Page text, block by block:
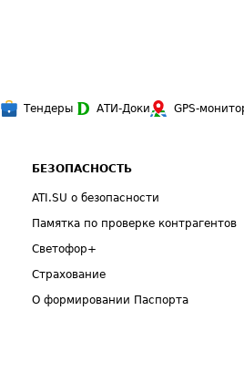
Тендеры АТИ-Доки GPS-
БЕЗОПАСНОСТЬ
ATI.SU о безопасности
Памятка по проверке контрагентов
Светофор+
Страхование
О формировании Паспорта